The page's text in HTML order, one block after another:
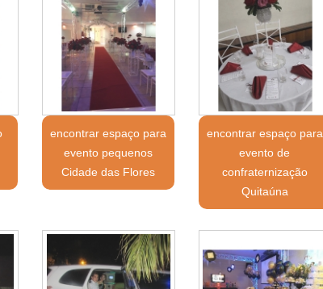
encontrar espaço para
evento pequenos
Cidade das Flores
encontrar espaço para
evento de
confraternização
Quitaúna